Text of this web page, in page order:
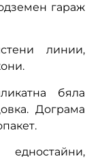
гараж
линии,
бяла
Дограма